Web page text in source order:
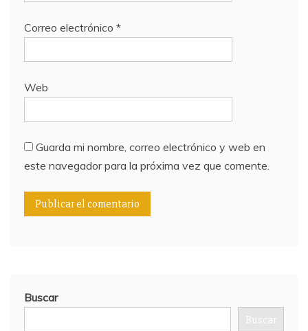
Correo electrónico *
Web
Guarda mi nombre, correo electrónico y web en
este navegador para la próxima vez que comente.
Buscar
Buscar